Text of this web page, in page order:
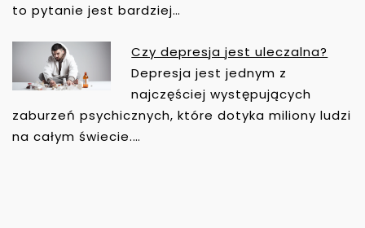
to pytanie jest bardziej…
Czy depresja jest uleczalna?
Depresja jest jednym z
najczęściej występujących
zaburzeń psychicznych, które dotyka miliony ludzi
na całym świecie.…